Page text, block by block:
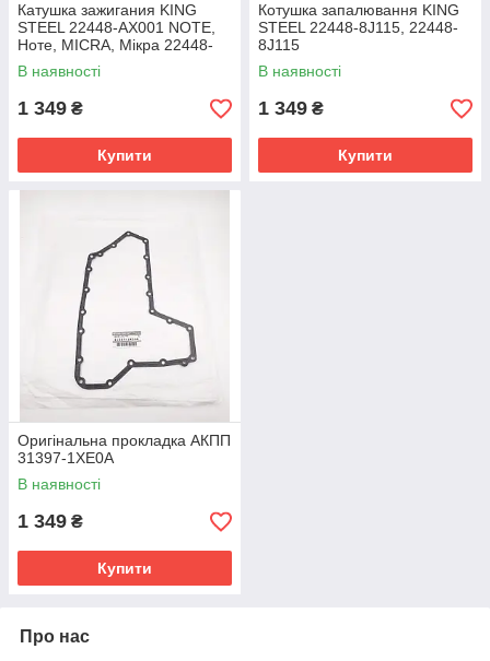
Катушка зажигания KING
STEEL 22448-AX001 NOTE,
Ноте, MICRA, Мікра 22448-
1F700, 224481F700
В наявності
1 349 ₴
Купити
Котушка запалювання KING
STEEL 22448-8J115, 22448-
8J115
В наявності
1 349 ₴
Купити
Оригінальна прокладка АКПП
31397-1XE0A
В наявності
1 349 ₴
Купити
Про нас